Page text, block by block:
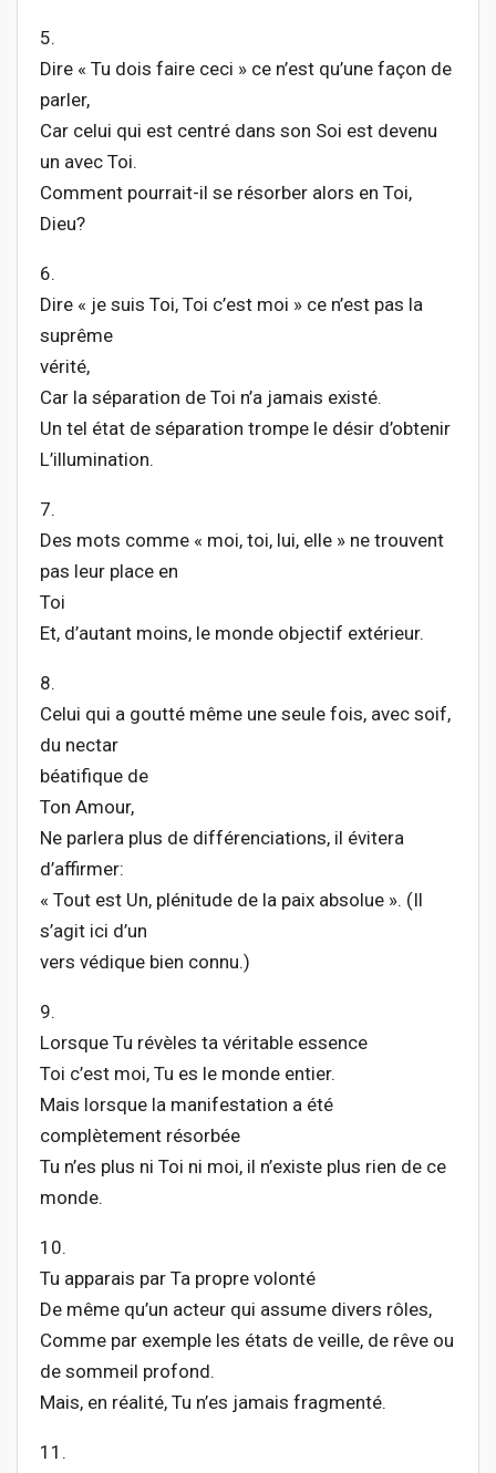
5.
Dire « Tu dois faire ceci » ce n’est qu’une façon de
parler,
Car celui qui est centré dans son Soi est devenu
un avec Toi.
Comment pourrait-il se résorber alors en Toi,
Dieu?
6.
Dire « je suis Toi, Toi c’est moi » ce n’est pas la
suprême
vérité,
Car la séparation de Toi n’a jamais existé.
Un tel état de séparation trompe le désir d’obtenir
L’illumination.
7.
Des mots comme « moi, toi, lui, elle » ne trouvent
pas leur place en
Toi
Et, d’autant moins, le monde objectif extérieur.
8.
Celui qui a goutté même une seule fois, avec soif,
du nectar
béatifique de
Ton Amour,
Ne parlera plus de différenciations, il évitera
d’affirmer:
« Tout est Un, plénitude de la paix absolue ». (Il
s’agit ici d’un
vers védique bien connu.)
9.
Lorsque Tu révèles ta véritable essence
Toi c’est moi, Tu es le monde entier.
Mais lorsque la manifestation a été
complètement résorbée
Tu n’es plus ni Toi ni moi, il n’existe plus rien de ce
monde.
10.
Tu apparais par Ta propre volonté
De même qu’un acteur qui assume divers rôles,
Comme par exemple les états de veille, de rêve ou
de sommeil profond.
Mais, en réalité, Tu n’es jamais fragmenté.
11.